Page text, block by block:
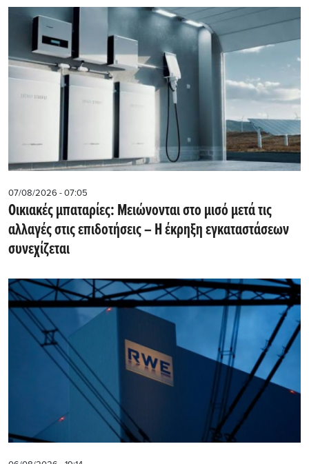
07/08/2026 - 07:05
Οικιακές μπαταρίες: Μειώνονται στο μισό μετά τις
αλλαγές στις επιδοτήσεις – Η έκρηξη εγκαταστάσεων
συνεχίζεται